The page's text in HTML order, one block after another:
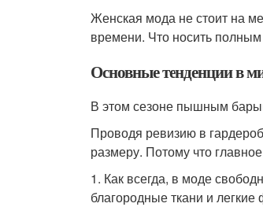
Женская мода не стоит на
времени. Что носить
Основные тенденции в
В этом сезоне пышным
Проводя ревизию в
размеру. Потому что
1. Как всегда, в моде
благородные ткани и